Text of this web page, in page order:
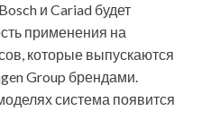
и Cariad будет
применения на
которые выпускаются
Group брендами.
система появится